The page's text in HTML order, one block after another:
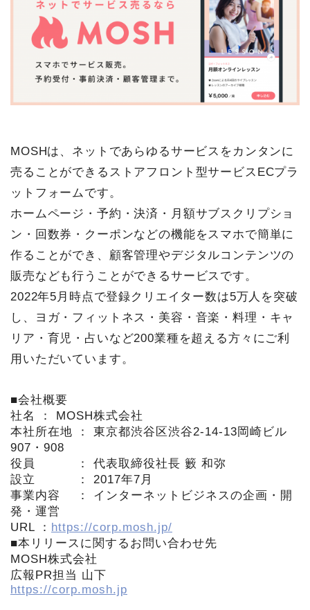
MOSHは、ネットであらゆるサービスをカンタンに
売ることができるストアフロント型サービスECプラ
ットフォームです。
ホームページ・予約・決済・月額サブスクリプショ
ン・回数券・クーポンなどの機能をスマホで簡単に
作ることができ、顧客管理やデジタルコンテンツの
販売なども行うことができるサービスです。
2022年5月時点で登録クリエイター数は5万人を突破
し、ヨガ・フィットネス・美容・音楽・料理・キャ
リア・育児・占いなど200業種を超える方々にご利
用いただいています。
■会社概要
社名 ： MOSH株式会社
本社所在地 ： 東京都渋谷区渋谷2-14-13岡崎ビル
907・908
役員 ： 代表取締役社長 籔 和弥
設立 ： 2017年7月
事業内容 ： インターネットビジネスの企画・開
発・運営
URL ： https://corp.mosh.jp/
■本リリースに関するお問い合わせ先
MOSH株式会社
広報PR担当 山下
https://corp.mosh.jp